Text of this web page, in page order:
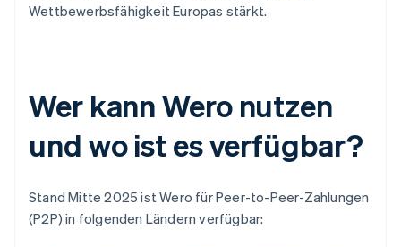
Wettbewerbsfähigkeit Europas stärkt.
Wer kann Wero nutzen
und wo ist es verfügbar?
Stand Mitte 2025 ist Wero für Peer-to-Peer-Zahlungen
(P2P) in folgenden Ländern verfügbar: